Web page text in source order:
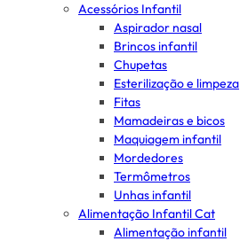
Acessórios Infantil
Aspirador nasal
Brincos infantil
Chupetas
Esterilização e limpeza
Fitas
Mamadeiras e bicos
Maquiagem infantil
Mordedores
Termômetros
Unhas infantil
Alimentação Infantil Cat
Alimentação infantil